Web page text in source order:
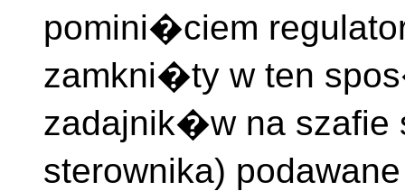
pomini�ciem
zamkni�ty w ten
zadajnik�w na
sterownika)